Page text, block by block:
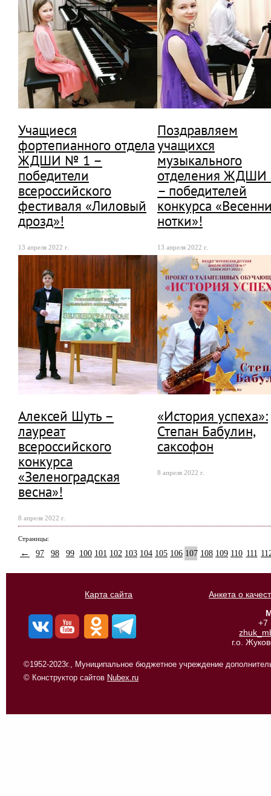
Учащиеся
фортепианного отдела
ЖДШИ № 1 –
победители
всероссийского
фестиваля «Лиловый
дрозд»!
13 апреля 2022 г.
Поздравляем
учащихся
музыкального
отделения
– победителей
конкурса
нотки»!
13 апреля 2022 г.
Алексей Шуть –
лауреат
всероссийского
конкурса
«Зеленоградская
весна»!
8 апреля 2022 г.
«История успеха»:
Степан Бабулин,
саксофон
8 апреля 2022 г.
Страницы:
← 97 98 99 100 101 102 103 104 105 106 107 108 109 110 111
Карта сайта
Анкета о
+7
г.о.
©1952-2023г., Муниципальное бюджетное учреждение
© Конструктор сайтов Nubex.ru